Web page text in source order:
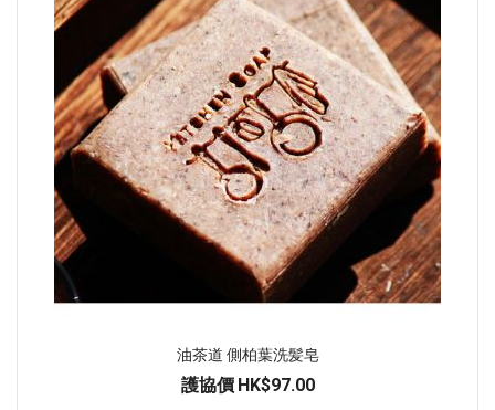
油茶道 側柏葉洗髪皂
護協價 HK$97.00